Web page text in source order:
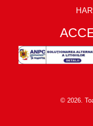
© 2026.